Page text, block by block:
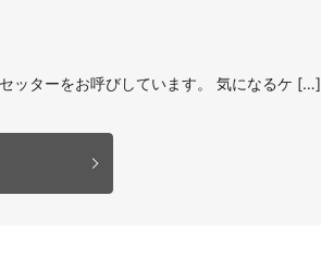
ッターをお呼びしています。 気になるケ […]